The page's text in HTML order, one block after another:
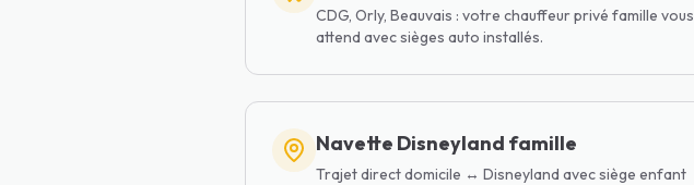
CDG, Orly, Beauvais : votre chauffeur privé famille vous
attend avec sièges auto installés.
Navette Disneyland famille
Trajet direct domicile ↔ Disneyland avec siège enfant